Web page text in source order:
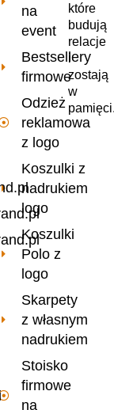
które
budują
relacje
i
zostają
w
na
event
Bestsellery
firmowe
Odzież
reklamowa
z logo
Koszulki z
nadrukiem
logo
Koszulki
Polo z
logo
Skarpety
z własnym
nadrukiem
Stoisko
firmowe
na